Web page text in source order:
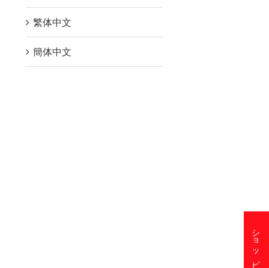
繁体中文
簡体中文